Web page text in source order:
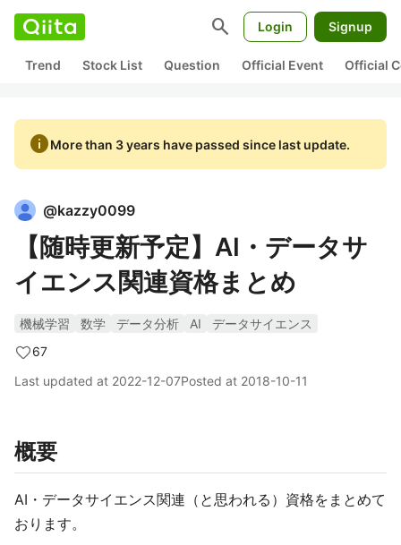
search Login Signup
Trend Stock List Question Official Event Official
infoMore than 3 years have passed since last update.
@kazzy0099
【随時更新予定】AI・データサ
イエンス関連資格まとめ
機械学習 数学 データ分析 AI
データサイエンス
67
Last updated at 2022-12-07Posted at 2018-10-11
概要
AI・データサイエンス関連（と思われる）資格をまとめて
おります。